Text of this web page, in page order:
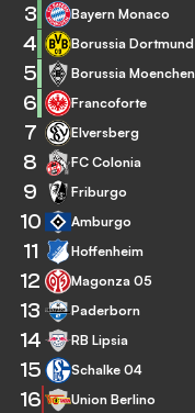
3 Bayern Monaco
4 Borussia Dortmund
5
6 Francoforte
7 Elversberg
8 FC Colonia
9 Friburgo
10 Amburgo
11 Hoffenheim
12 Magonza 05
13 Paderborn
14 RB Lipsia
15 Schalke 04
16 Union Berlino